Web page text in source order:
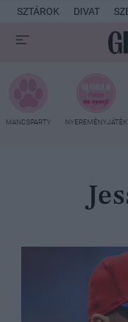
SZTÁROK DIVAT
MANCSPARTY NYEREMÉNYJÁTÉK